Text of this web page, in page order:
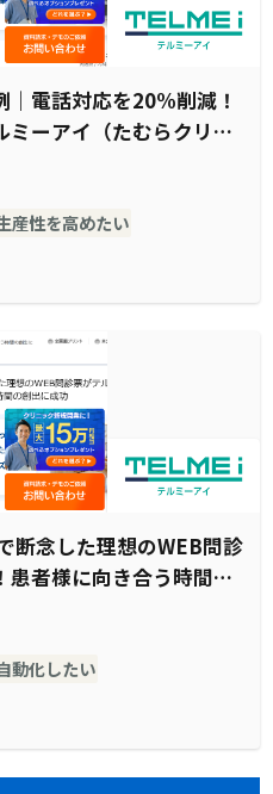
電話対応を20%削減！
ーアイ（たむらクリニ
産性を高めたい
断念した理想のWEB問診
者様に向き合う時間の
動化したい